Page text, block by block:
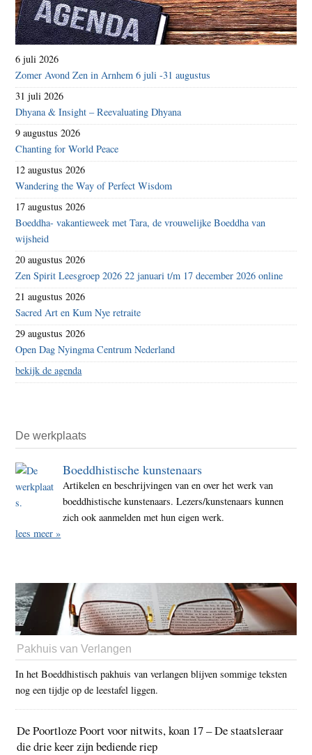
6 juli 2026
Zomer Avond Zen in Arnhem 6 juli -31 augustus
31 juli 2026
Dhyana & Insight – Reevaluating Dhyana
9 augustus 2026
Chanting for World Peace
12 augustus 2026
Wandering the Way of Perfect Wisdom
17 augustus 2026
Boeddha- vakantieweek met Tara, de vrouwelijke Boeddha van
wijsheid
20 augustus 2026
Zen Spirit Leesgroep 2026 22 januari t/m 17 december 2026 online
21 augustus 2026
Sacred Art en Kum Nye retraite
29 augustus 2026
Open Dag Nyingma Centrum Nederland
bekijk de agenda
De werkplaats
Boeddhistische kunstenaars
Artikelen en beschrijvingen van en over het werk van
boeddhistische kunstenaars. Lezers/kunstenaars kunnen
zich ook aanmelden met hun eigen werk.
lees meer »
Pakhuis van Verlangen
In het Boeddhistisch pakhuis van verlangen blijven sommige teksten
nog een tijdje op de leestafel liggen.
De Poortloze Poort voor nitwits, koan 17 – De staatsleraar
die drie keer zijn bediende riep